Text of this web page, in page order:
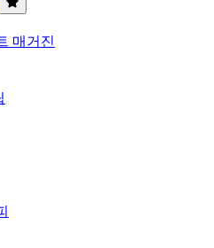
매거진